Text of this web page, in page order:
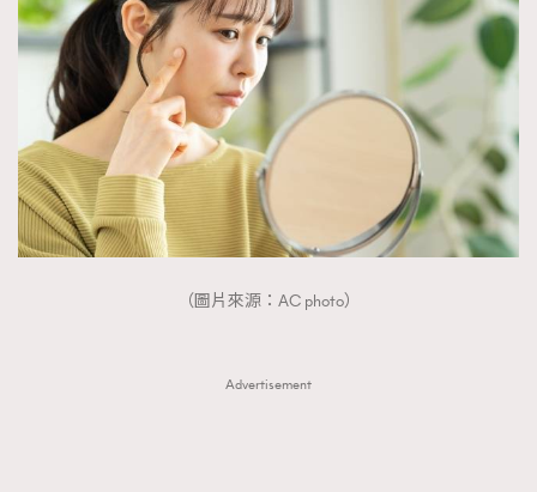
（圖片來源：AC photo）
Advertisement